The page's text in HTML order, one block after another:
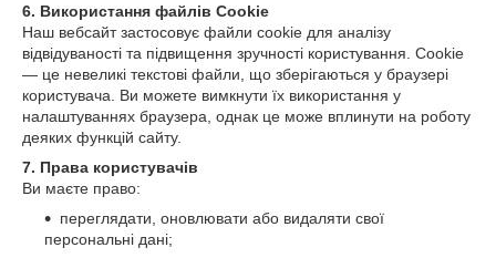
6. Використання файлів Cookie
Наш вебсайт застосовує файли cookie для аналізу
відвідуваності та підвищення зручності користування. Cookie
— це невеликі текстові файли, що зберігаються у браузері
користувача. Ви можете вимкнути їх використання у
налаштуваннях браузера, однак це може вплинути на роботу
деяких функцій сайту.
7. Права користувачів
Ви маєте право:
переглядати, оновлювати або видаляти свої
персональні дані;